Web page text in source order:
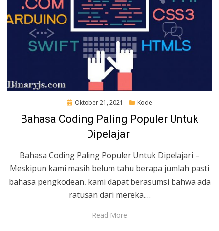
Posted
Oktober 21, 2021 Kode
Bahasa Coding Paling Populer Untuk
Dipelajari
Bahasa Coding Paling Populer Untuk Dipelajari –
Meskipun kami masih belum tahu berapa jumlah pasti
bahasa pengkodean, kami dapat berasumsi bahwa ada
ratusan dari mereka.…
Read More